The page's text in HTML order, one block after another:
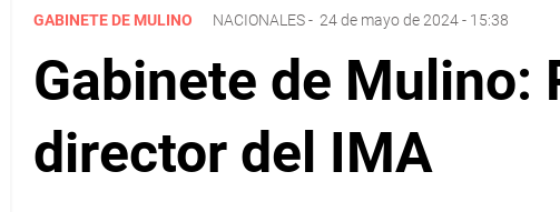
GABINETE DE MULINO NACIONALES- 24 de mayo de 2024 - 15:38
Gabinete de Mulino:
director del IMA